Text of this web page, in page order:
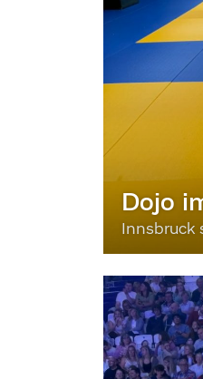
Dojo
Innsbruck